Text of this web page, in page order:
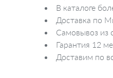
В каталоге
Доставка по
Самовывоз из
Гарантия 12
Доставим по